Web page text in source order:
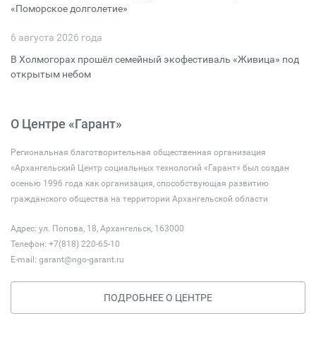
«Поморское долголетие»
6 августа 2026 года
В Холмогорах прошёл семейный экофестиваль «Живица» под
открытым небом
О Центре «Гарант»
Региональная благотворительная общественная организация
«Архангельский Центр социальных технологий «Гарант» был создан
осенью 1996 года как организация, способствующая развитию
гражданского общества на территории Архангельской области
Адрес: ул. Попова, 18, Архангельск, 163000
Телефон: +7(818) 220-65-10
E-mail: garant@ngo-garant.ru
ПОДРОБНЕЕ О ЦЕНТРЕ